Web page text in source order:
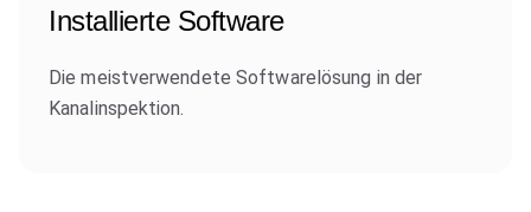
Installierte Software
Die meistverwendete Softwarelösung in der
Kanalinspektion.